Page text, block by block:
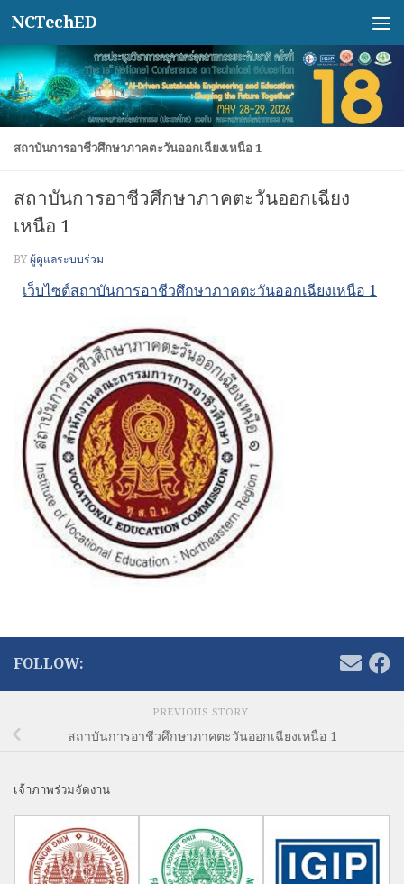
Skip to content
NCTechED
สถาบันการอาชีวศึกษาภาคตะวันออกเฉียงเหนือ 1
สถาบันการอาชีวศึกษาภาคตะวันออกเฉียง
เหนือ 1
BY ผู้ดูแลระบบร่วม
เว็บไซต์สถาบันการอาชีวศึกษาภาคตะวันออกเฉียงเหนือ 1
FOLLOW:
PREVIOUS STORY
สถาบันการอาชีวศึกษาภาคตะวันออกเฉียงเหนือ 1
เจ้าภาพร่วมจัดงาน